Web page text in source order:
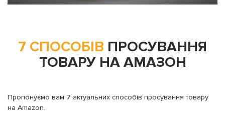
7 СПОСОБІВ ПРОСУВАННЯ
ТОВАРУ НА АМАЗОН
Пропонуємо вам 7 актуальних способів просування товару
на Amazon.